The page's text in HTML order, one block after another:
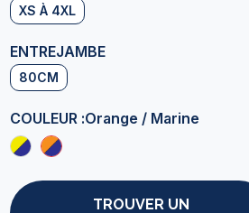
XS À 4XL
ENTREJAMBE
80CM
COULEUR :Orange / Marine
TROUVER UN